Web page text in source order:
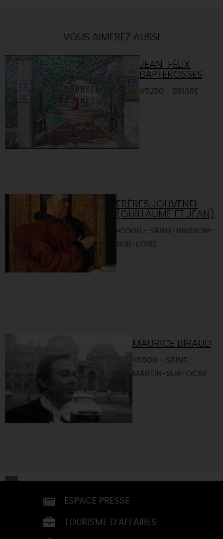
VOUS AIMEREZ AUSSI
JEAN-FÉLIX
BAPTEROSSES
45250 - BRIARE
FRÈRES JOUVENEL
(GUILLAUME ET JEAN)
45500 - SAINT-BRISSON-
SUR-LOIRE
MAURICE BIRAUD
45500 - SAINT-
MARTIN-SUR-OCRE
ESPACE PRESSE
TOURISME D’AFFAIRES